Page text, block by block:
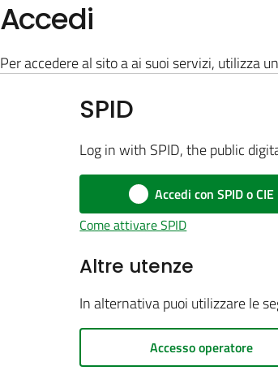
Accedi
Per accedere al sito a ai suoi servizi, utilizza
SPID
Log in with SPID, the public
Accedi con SPID o CIE
Come attivare SPID
Altre utenze
In alternativa puoi utilizzare le
Accesso operatore